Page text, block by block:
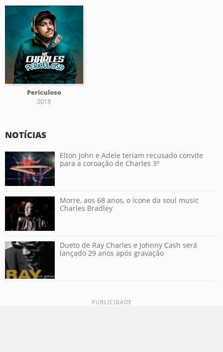
Periculoso
2018
NOTÍCIAS
Elton John e Adele teriam recusado convite
para a coroação de Charles 3º
Morre, aos 68 anos, o ícone da soul music
Charles Bradley
Dueto de Ray Charles e Johnny Cash será
lançado 29 anos após gravação